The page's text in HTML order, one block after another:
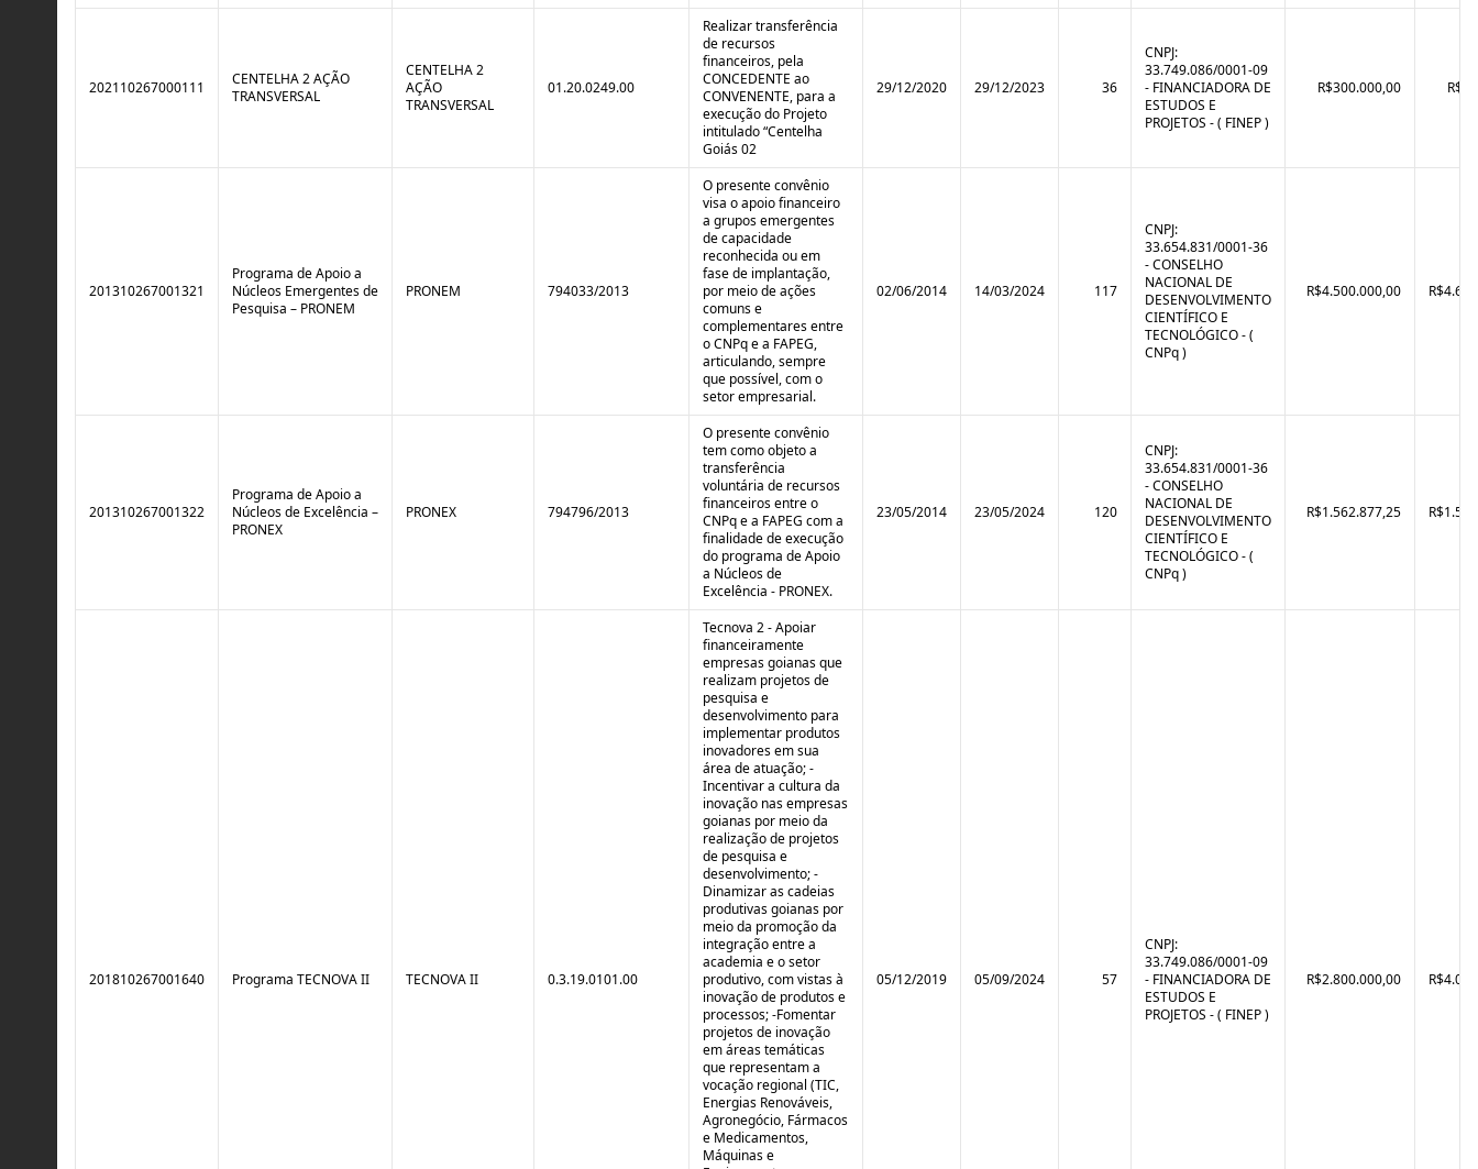
202110267000111
CENTELHA 2 AÇÃO
TRANSVERSAL
CENTELHA 2
AÇÃO
TRANSVERSAL
01.20.0249.00
Realizar transferência
de recursos
financeiros, pela
CONCEDENTE ao
CONVENENTE, para a
execução do Projeto
intitulado “Centelha
Goiás 02
29/12/2020 29/12/2023 36
CNPJ:
33.749.086/0001-09
- FINANCIADORA DE
ESTUDOS E
PROJETOS - ( FINEP )
R$300.000,00
201310267001321
Programa de Apoio a
Núcleos Emergentes de
Pesquisa – PRONEM
PRONEM 794033/2013
O presente convênio
visa o apoio financeiro
a grupos emergentes
de capacidade
reconhecida ou em
fase de implantação,
por meio de ações
comuns e
complementares entre
o CNPq e a FAPEG,
articulando, sempre
que possível, com o
setor empresarial.
02/06/2014 14/03/2024 117
CNPJ:
33.654.831/0001-36
- CONSELHO
NACIONAL DE
DESENVOLVIMENTO
CIENTÍFICO E
TECNOLÓGICO - (
CNPq )
R$4.500.000,00
201310267001322
Programa de Apoio a
Núcleos de Excelência –
PRONEX
PRONEX 794796/2013
O presente convênio
tem como objeto a
transferência
voluntária de recursos
financeiros entre o
CNPq e a FAPEG com a
finalidade de execução
do programa de Apoio
a Núcleos de
Excelência - PRONEX.
23/05/2014 23/05/2024 120
CNPJ:
33.654.831/0001-36
- CONSELHO
NACIONAL DE
DESENVOLVIMENTO
CIENTÍFICO E
TECNOLÓGICO - (
CNPq )
R$1.562.877,25
201810267001640 Programa TECNOVA II TECNOVA II 0.3.19.0101.00
Tecnova 2 - Apoiar
financeiramente
empresas goianas que
realizam projetos de
pesquisa e
desenvolvimento para
implementar produtos
inovadores em sua
área de atuação; -
Incentivar a cultura da
inovação nas empresas
goianas por meio da
realização de projetos
de pesquisa e
desenvolvimento; -
Dinamizar as cadeias
produtivas goianas por
meio da promoção da
integração entre a
academia e o setor
produtivo, com vistas à
inovação de produtos e
processos; -Fomentar
projetos de inovação
em áreas temáticas
que representam a
vocação regional (TIC,
Energias Renováveis,
Agronegócio, Fármacos
e Medicamentos,
Máquinas e
05/12/2019 05/09/2024 57
CNPJ:
33.749.086/0001-09
- FINANCIADORA DE
ESTUDOS E
PROJETOS - ( FINEP )
R$2.800.000,00